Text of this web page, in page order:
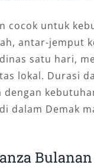
cocok untuk
antar-jemput
satu hari,
lokal. Durasi
dengan
dalam Demak